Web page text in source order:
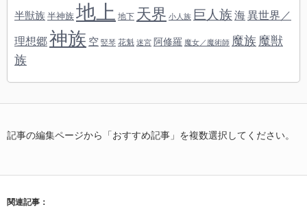
半獣族 半神族 地上 地下 天界 小人族 巨人族 海異世界／
理想郷神族 空 竪琴 花魁 迷宮 阿修羅 魔女／魔術師 魔族 魔獣
族
記事の編集ページから「おすすめ記事」を複数選択してください。
関連記事：